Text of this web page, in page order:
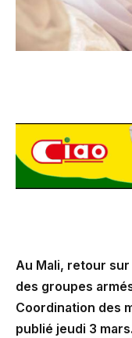
Au Mali, retour
des groupes
Coordination des
publié jeudi 3